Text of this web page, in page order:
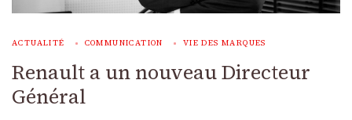
ACTUALITÉ COMMUNICATION VIE DES MARQUES
Renault a un nouveau Directeur
Général